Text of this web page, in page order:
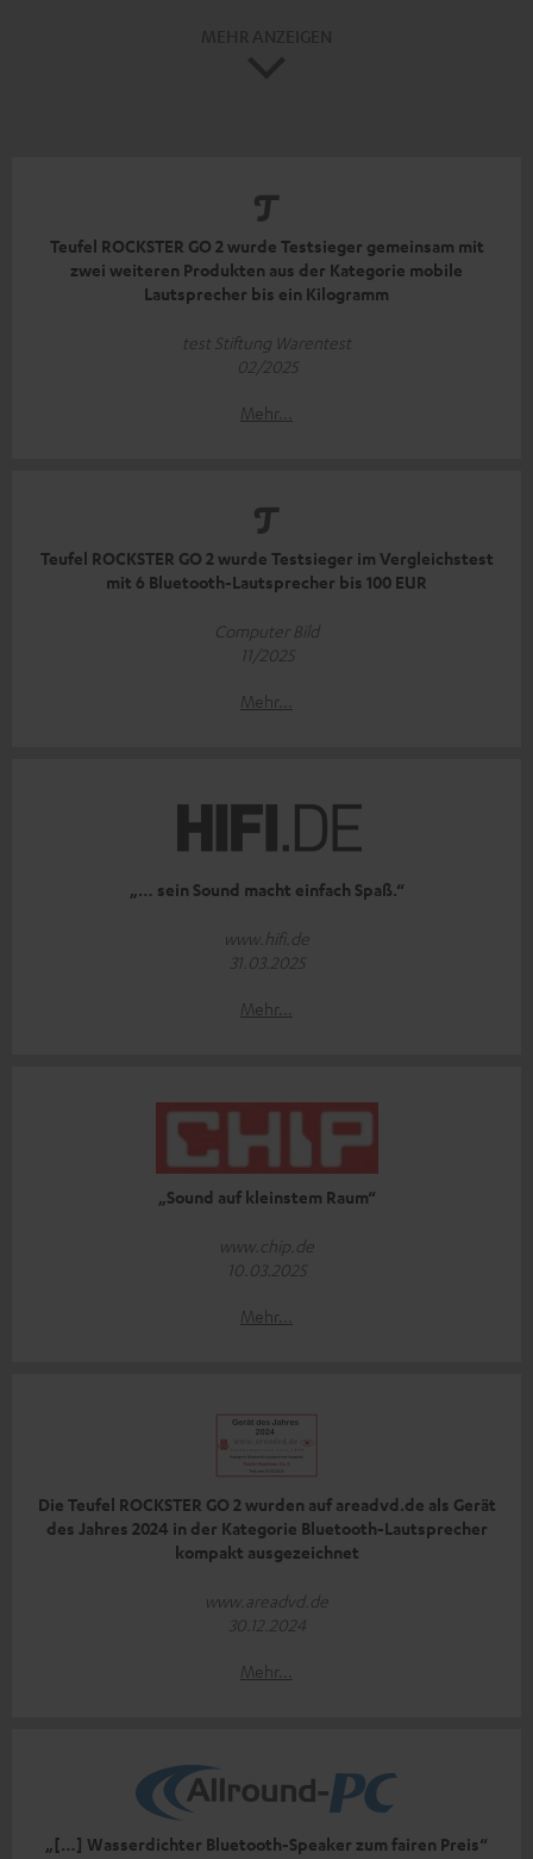
Teufel ROCKSTER GO 2 wurde Testsieger gemeinsam mit
zwei weiteren Produkten aus der Kategorie mobile
Lautsprecher bis ein Kilogramm
test Stiftung Warentest
02/2025
Mehr...
Teufel ROCKSTER GO 2 wurde Testsieger im Vergleichstest
mit 6 Bluetooth-Lautsprecher bis 100 EUR
Computer Bild
11/2025
Mehr...
„… sein Sound macht einfach Spaß.“
www.hifi.de
31.03.2025
Mehr...
„Sound auf kleinstem Raum“
www.chip.de
10.03.2025
Mehr...
Die Teufel ROCKSTER GO 2 wurden auf areadvd.de als Gerät
des Jahres 2024 in der Kategorie Bluetooth-Lautsprecher
kompakt ausgezeichnet
www.areadvd.de
30.12.2024
Mehr...
„[…] Wasserdichter Bluetooth-Speaker zum fairen Preis“